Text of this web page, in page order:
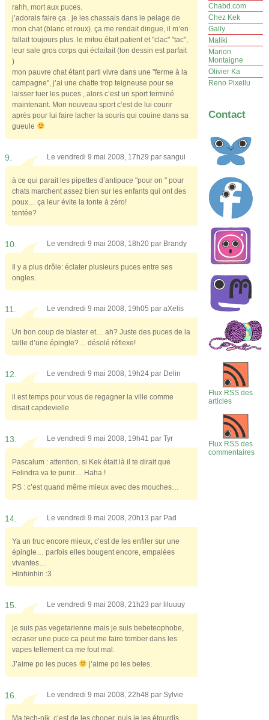
rahh, mort aux puces.
j’adorais faire ça . je les chassais dans le pelage de
mon chat (blanc et roux). ça me rendait dingue, il m’en
fallait toujours plus. le mitou était patient et "clac" "tac",
leur sale gros corps qui éclaitait (ton dessin est parfait
)
mon pauvre chat étant parti vivre dans une "ferme à la
campagne", j’ai une chatte trop teigneuse pour se
laisser tuer les puces , alors c’est un sport terminé
maintenant. Mon nouveau sport c’est de lui courir
après pour lui faire lacher la souris qui couine dans sa
gueule
9. Le vendredi 9 mai 2008, 17h29 par sangui
à ce qui parait les pipettes d’antipuce "pour on " pour
chats marchent assez bien sur les enfants qui ont des
poux… ça leur évite la tonte à zéro!
tentée?
10. Le vendredi 9 mai 2008, 18h20 par Brandy
Il y a plus drôle: éclater plusieurs puces entre ses
ongles.
11. Le vendredi 9 mai 2008, 19h05 par aXelis
Un bon coup de blaster et… ah? Juste des puces de la
taille d’une épingle?… désolé réflexe!
12. Le vendredi 9 mai 2008, 19h24 par Delin
il est temps pour vous de regagner la ville comme
disait capdevielle
13. Le vendredi 9 mai 2008, 19h41 par Tyr
Pascalum : attention, si Kek était là il te dirait que
Felindra va te punir… Haha !
PS : c’est quand même mieux avec des mouches…
14. Le vendredi 9 mai 2008, 20h13 par Pad
Ya un truc encore mieux, c’est de les enfiler sur une
épingle… parfois elles bougent encore, empalées
vivantes…
Hinhinhin :3
15. Le vendredi 9 mai 2008, 21h23 par liluuuy
je suis pas vegetarienne mais je suis bebeteophobe,
ecraser une puce ca peut me faire tomber dans les
vapes tellement ca me fout mal.
J’aime po les puces
j’aime po les betes.
16. Le vendredi 9 mai 2008, 22h48 par Sylvie
Ma tech-nik, c’est de les choper, puis je les étourdis
Chabd.com
Chez Kek
Gally
Maliki
Marion
Montaigne
Olivier Ka
Reno Pixellu
Contact
Flux RSS des
articles
Flux RSS des
commentaires